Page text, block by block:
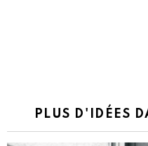
PLUS D'IDÉES